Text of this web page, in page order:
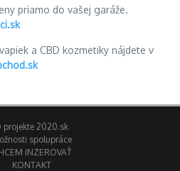
priamo do vašej garáže.
a CBD kozmetiky nájdete v
projekte 2020.sk
spolupráce
INZEROVAŤ
KONTAKT